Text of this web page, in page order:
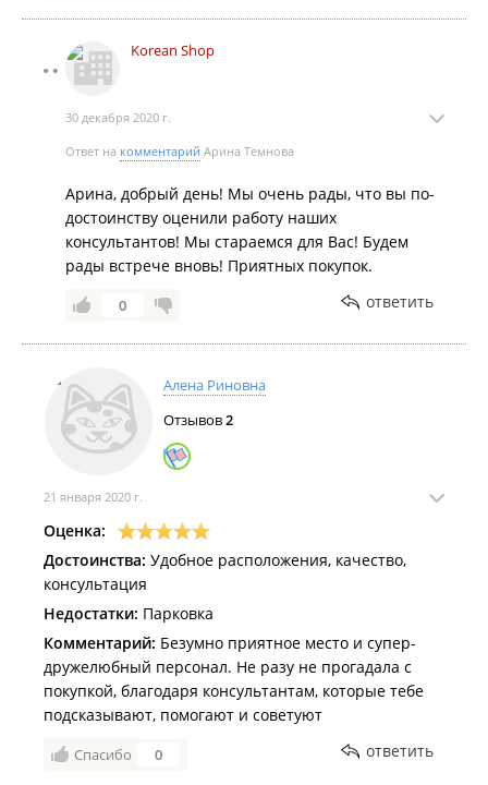
Korean Shop
30 декабря 2020 г.
Ответ на комментарий Арина Темнова
Арина, добрый день! Мы очень рады, что вы по-
достоинству оценили работу наших
консультантов! Мы стараемся для Вас! Будем
рады встрече вновь! Приятных покупок.
0 ответить
Алена Риновна
Отзывов2
21 января 2020 г.
Оценка:
Достоинства: Удобное расположения, качество,
консультация
Недостатки: Парковка
Комментарий: Безумно приятное место и супер-
дружелюбный персонал. Не разу не прогадала с
покупкой, благодаря консультантам, которые тебе
подсказывают, помогают и советуют
Спасибо 0 ответить